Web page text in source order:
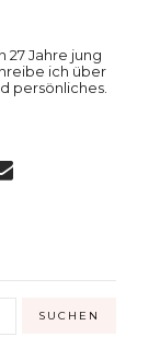
27 Jahre jung
ich über
persönliches.